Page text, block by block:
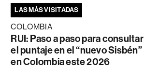
LAS MÁS VISITADAS
COLOMBIA
RUI: Paso a paso para consultar
el puntaje en el “nuevo Sisbén”
en Colombia este 2026